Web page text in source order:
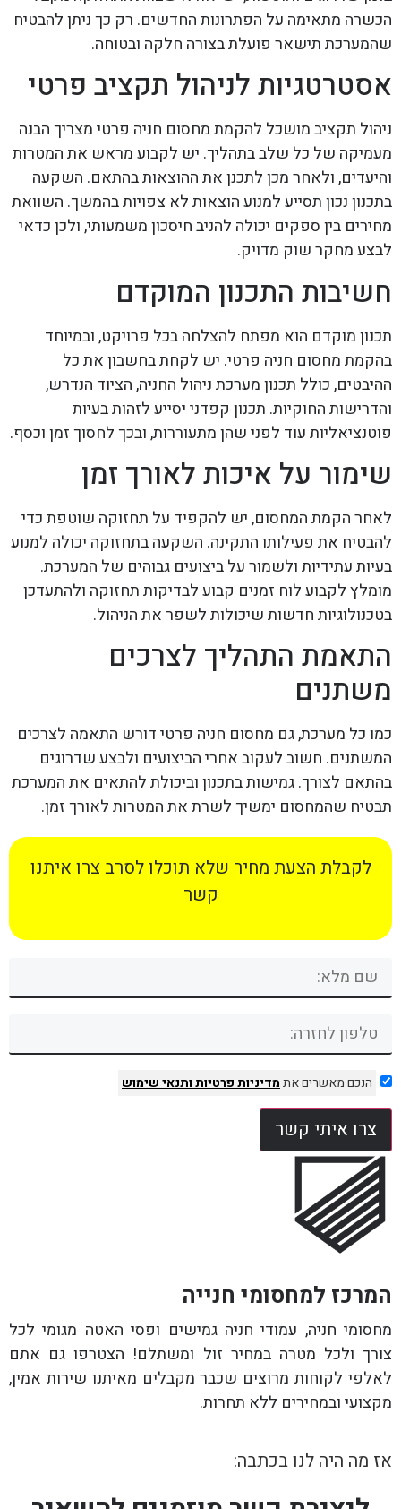
הכשרה מתאימה על הפתרונות החדשים. רק כך ניתן להבטיח
שהמערכת תישאר פועלת בצורה חלקה ובטוחה.
אסטרטגיות לניהול תקציב פרטי
ניהול תקציב מושכל להקמת מחסום חניה פרטי מצריך הבנה
מעמיקה של כל שלב בתהליך. יש לקבוע מראש את המטרות
והיעדים, ולאחר מכן לתכנן את ההוצאות בהתאם. השקעה
בתכנון נכון תסייע למנוע הוצאות לא צפויות בהמשך. השוואת
מחירים בין ספקים יכולה להניב חיסכון משמעותי, ולכן כדאי
לבצע מחקר שוק מדויק.
חשיבות התכנון המוקדם
תכנון מוקדם הוא מפתח להצלחה בכל פרויקט, ובמיוחד
בהקמת מחסום חניה פרטי. יש לקחת בחשבון את כל
ההיבטים, כולל תכנון מערכת ניהול החניה, הציוד הנדרש,
והדרישות החוקיות. תכנון קפדני יסייע לזהות בעיות
פוטנציאליות עוד לפני שהן מתעוררות, ובכך לחסוך זמן וכסף.
שימור על איכות לאורך זמן
לאחר הקמת המחסום, יש להקפיד על תחזוקה שוטפת כדי
להבטיח את פעילותו התקינה. השקעה בתחזוקה יכולה למנוע
בעיות עתידיות ולשמור על ביצועים גבוהים של המערכת.
מומלץ לקבוע לוח זמנים קבוע לבדיקות תחזוקה ולהתעדכן
בטכנולוגיות חדשות שיכולות לשפר את הניהול.
התאמת התהליך לצרכים
משתנים
כמו כל מערכת, גם מחסום חניה פרטי דורש התאמה לצרכים
המשתנים. חשוב לעקוב אחרי הביצועים ולבצע שדרוגים
בהתאם לצורך. גמישות בתכנון וביכולת להתאים את המערכת
תבטיח שהמחסום ימשיך לשרת את המטרות לאורך זמן.
לקבלת הצעת מחיר שלא תוכלו לסרב צרו איתנו
קשר
הנכם מאשרים אתמדיניות פרטיותותנאי שימוש
צרו איתי קשר
המרכז למחסומי חנייה
מחסומי חניה, עמודי חניה גמישים ופסי האטה מגומי לכל
צורך ולכל מטרה במחיר זול ומשתלם! הצטרפו גם אתם
לאלפי לקוחות מרוצים שכבר מקבלים מאיתנו שירות אמין,
מקצועי ובמחירים ללא תחרות.
אז מה היה לנו בכתבה: